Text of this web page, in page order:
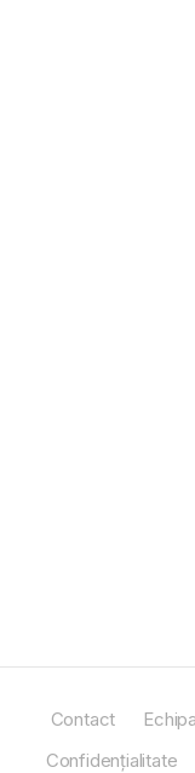
Contact
Confidențialitate